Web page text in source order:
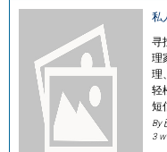
私
寻
理
理
轻
短
By
3